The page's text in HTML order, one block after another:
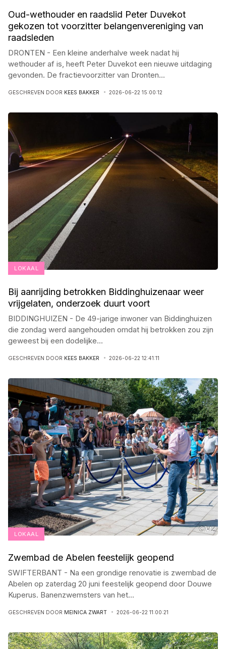
Oud-wethouder en raadslid Peter Duvekot
gekozen tot voorzitter belangenvereniging van
raadsleden
DRONTEN - Een kleine anderhalve week nadat hij
wethouder af is, heeft Peter Duvekot een nieuwe uitdaging
gevonden. De fractievoorzitter van Dronten...
GESCHREVEN DOOR KEES BAKKER 2026-06-22 15:00:12
LOKAAL
Bij aanrijding betrokken Biddinghuizenaar weer
vrijgelaten, onderzoek duurt voort
BIDDINGHUIZEN - De 49-jarige inwoner van Biddinghuizen
die zondag werd aangehouden omdat hij betrokken zou zijn
geweest bij een dodelijke...
GESCHREVEN DOOR KEES BAKKER 2026-06-22 12:41:11
LOKAAL
Zwembad de Abelen feestelijk geopend
SWIFTERBANT - Na een grondige renovatie is zwembad de
Abelen op zaterdag 20 juni feestelijk geopend door Douwe
Kuperus. Banenzwemsters van het...
GESCHREVEN DOOR MEINICA ZWART 2026-06-22 11:00:21